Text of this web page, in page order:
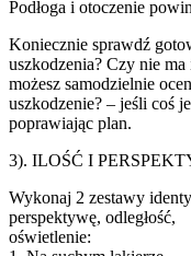
Podłoga i otoczenie
Koniecznie sprawdź
uszkodzenia? Czy nie
możesz samodzielnie
uszkodzenie? – jeśli coś
poprawiając plan.
3). ILOŚĆ I
Wykonaj 2 zestawy
perspektywę, odległość,
oświetlenie: